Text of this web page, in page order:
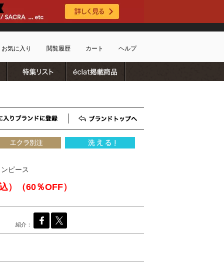
お気に入り 閲覧履歴 カート ヘルプ
キャンセルについて
返品・交換について
会員特典のご案内
お気に入りブランド登録
ピース
）（60％OFF）
紹介：